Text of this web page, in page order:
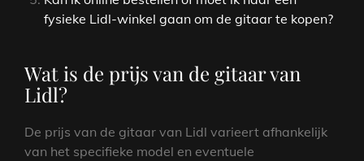
fysieke Lidl-winkel gaan om de gitaar te kopen?
Wat is de prijs van de gitaar van
Lidl?
De prijs van de gitaar van Lidl varieert afhankelijk
van het specifieke model en eventuele